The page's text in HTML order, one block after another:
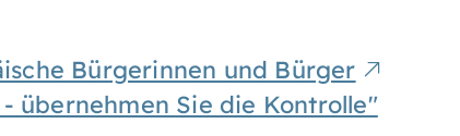
Bürgerinnen und Bürger
übernehmen Sie die Kontrolle"